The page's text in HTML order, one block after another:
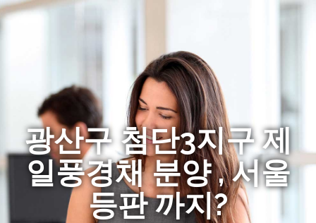
광산구 첨단3지구 제
일풍경채 분양 , 서울
등판 까지?